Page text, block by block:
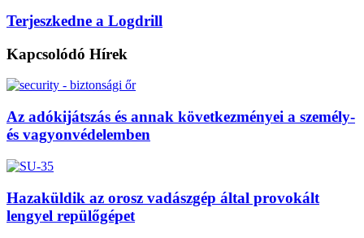
Terjeszkedne a Logdrill
Kapcsolódó Hírek
Az adókijátszás és annak következményei a személy-
és vagyonvédelemben
Hazaküldik az orosz vadászgép által provokált
lengyel repülőgépet